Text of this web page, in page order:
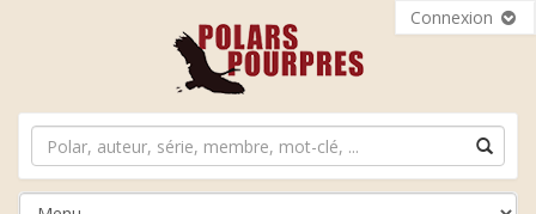
Connexion